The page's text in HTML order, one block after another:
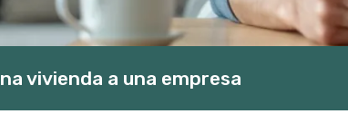
vivienda a una empresa